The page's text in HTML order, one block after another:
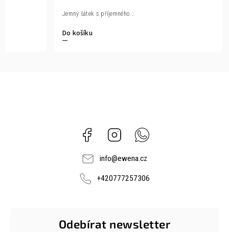
Do košíku
Jemný šátek s příjemného...
Facebook Instagram
info@ewena.cz
+420777257306
Odebírat newsletter